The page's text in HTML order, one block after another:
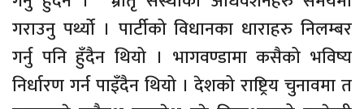
गराउनु पर्थ्यो । पार्टीको विधानका धाराहरु निलम्बर
गर्नु पनि हुँदैन थियो । भागवण्डामा कसैको भविष्य
निर्धारण गर्न पाइँदैन थियो । देशको राष्ट्रिय चुनावमा त